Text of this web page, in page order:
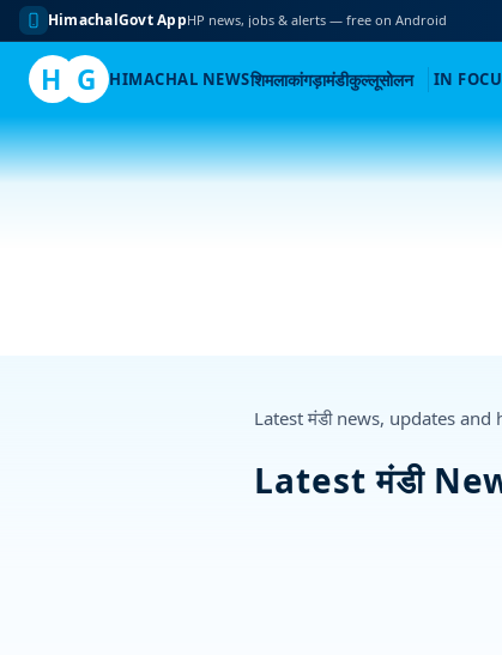
HimachalGovt AppHP news, jobs & alerts — free on Android
H G HIMACHAL NEWSशिमलाकांगड़ामंडीकुल्लूसोलन IN
Skip
to
Latest मंडी news, updates
Latest मंडी